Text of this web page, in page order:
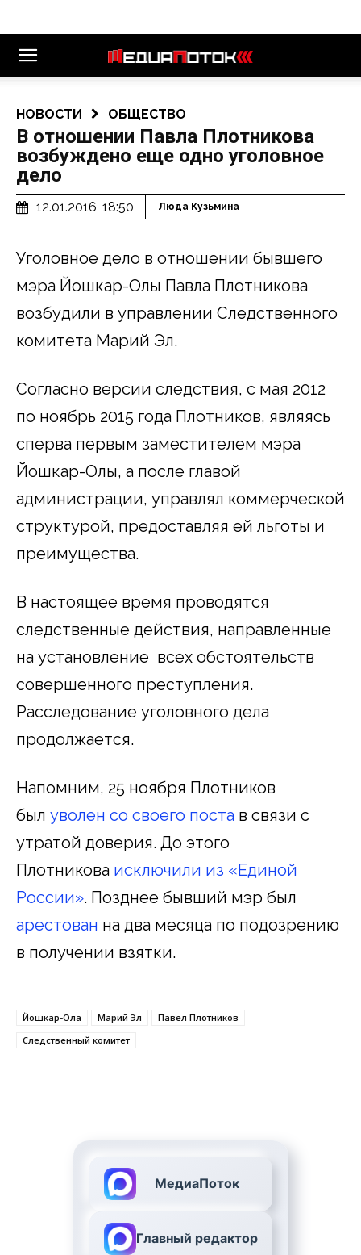
НОВОСТИ ОБЩЕСТВО
В отношении Павла Плотникова
возбуждено еще одно уголовное
дело
12.01.2016, 18:50 Люда Кузьмина
Уголовное дело в отношении бывшего
мэра Йошкар-Олы Павла Плотникова
возбудили в управлении Следственного
комитета Марий Эл.
Согласно версии следствия, с мая 2012
по ноябрь 2015 года Плотников, являясь
сперва первым заместителем мэра
Йошкар-Олы, а после главой
администрации, управлял коммерческой
структурой, предоставляя ей льготы и
преимущества.
В настоящее время проводятся
следственные действия, направленные
на установление всех обстоятельств
совершенного преступления.
Расследование уголовного дела
продолжается.
Напомним, 25 ноября Плотников
был уволен со своего поста в связи с
утратой доверия. До этого
Плотникова исключили из «Единой
России». Позднее бывший мэр был
арестован на два месяца по подозрению
в получении взятки.
Йошкар-Ола Марий Эл
Павел Плотников
Следственный комитет
МедиаПоток
Главный редактор